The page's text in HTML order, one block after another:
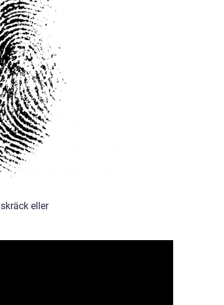
eller